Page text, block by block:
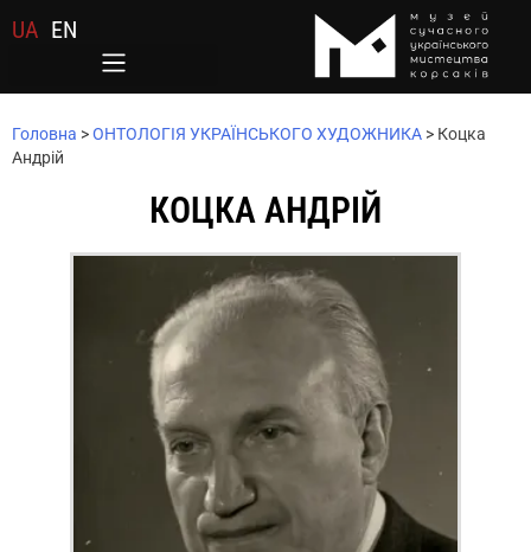
UA EN
Головна >ОНТОЛОГІЯ УКРАЇНСЬКОГО ХУДОЖНИКА > Коцка
Андрій
КОЦКА АНДРІЙ